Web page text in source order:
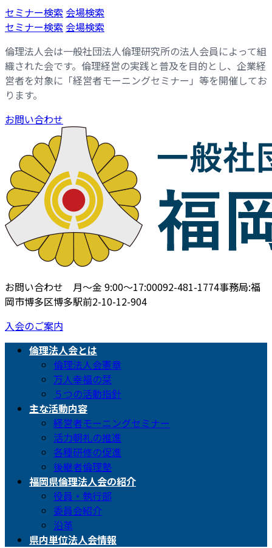
コ
ン
ン
ツ
へ
ス
キ
ッ
ナ
ビ
ー
シ
ョ
ン
に
移
セミナー検索 会場検索
セミナー検索 会場検索
倫理法人会は一般社団法人倫理研究所の法人会員によって組
織された会です。倫理経営の実践と普及を目的とし、企業経
営者を対象に「経営者モーニングセミナー」等を開催してお
ります。
お問い合わせ
お問い合わせ 月〜金 9:00〜17:00092-481-1774事務局:福
岡市博多区博多駅前2-10-12-904
入会のご案内
倫理法人会とは
倫理法人会憲章
万人幸福の栞
５つの活動指針
主な活動内容
経営者モーニングセミナー
活力朝礼の推進
各種研修の促進
後継者倫理塾
福岡県倫理法人会の紹介
役員・執行部
委員会紹介
沿革
県内単位法人会情報